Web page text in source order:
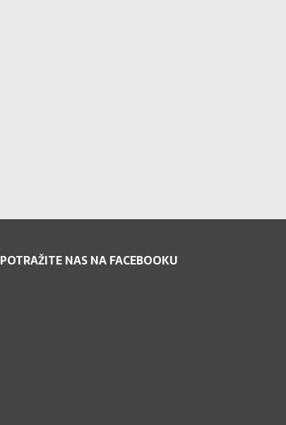
POTRAŽITE NAS NA FACEBOOKU